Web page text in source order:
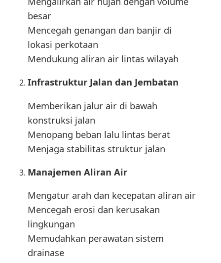
besar
Mencegah genangan dan banjir di
lokasi perkotaan
Mendukung aliran air lintas wilayah
Infrastruktur Jalan dan Jembatan
Memberikan jalur air di bawah
konstruksi jalan
Menopang beban lalu lintas berat
Menjaga stabilitas struktur jalan
Manajemen Aliran Air
Mengatur arah dan kecepatan aliran air
Mencegah erosi dan kerusakan
lingkungan
Memudahkan perawatan sistem
drainase